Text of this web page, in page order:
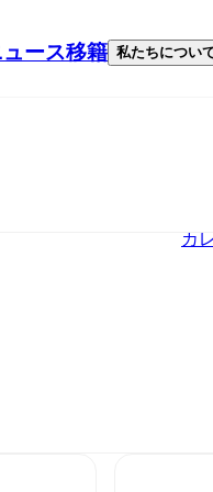
ース移籍 私たちについ
カ